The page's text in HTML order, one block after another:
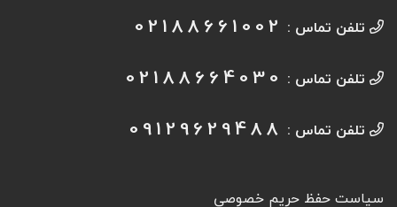
تلفن تماس : 02188661002
تلفن تماس : 02188664030
تلفن تماس : 09129629488
سیاست حفظ حریم خصوصی